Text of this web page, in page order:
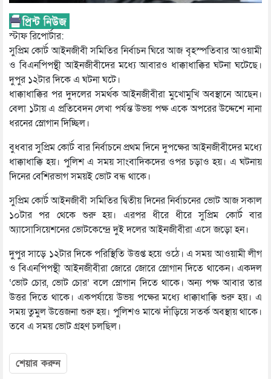
স্টাফ রিপোর্টার:
সুপ্রিম কোর্ট আইনজীবী সমিতির নির্বাচন ঘিরে আজ বৃহস্পতিবার আওয়ামী
ও বিএনপিপন্থী আইনজীবীদের মধ্যে আবারও ধাক্কাধাক্কির ঘটনা ঘটেছে।
দুপুর ১২টার দিকে এ ঘটনা ঘটে।
ধাক্কাধাক্কির পর দুদলের সমর্থক আইনজীবীরা মুখোমুখি অবস্থানে আছেন।
বেলা ১টায় এ প্রতিবেদন লেখা পর্যন্ত উভয় পক্ষ একে অপরের উদ্দেশে নানা
ধরনের স্লোগান দিচ্ছিল।
বুধবার সুপ্রিম কোর্ট বার নির্বাচনে প্রথম দিনে দুপক্ষের আইনজীবীদের মধ্যে
ধাক্কাধাক্কি হয়। পুলিশ এ সময় সাংবাদিকদের ওপর চড়াও হয়। এ ঘটনায়
দিনের বেশিরভাগ সময়ই ভোট বন্ধ থাকে।
সুপ্রিম কোর্ট আইনজীবী সমিতির দ্বিতীয় দিনের নির্বাচনের ভোট আজ সকাল
১০টার পর থেকে শুরু হয়। এরপর ধীরে ধীরে সুপ্রিম কোর্ট বার
অ্যাসোসিয়েশনের ভোটকেন্দ্রে দুই দলের আইনজীবীরা এসে জড়ো হন।
দুপুর সাড়ে ১২টার দিকে পরিস্থিতি উত্তপ্ত হয়ে ওঠে। এ সময় আওয়ামী লীগ
ও বিএনপিপন্থী আইনজীবীরা জোরে জোরে স্লোগান দিতে থাকেন। একদল
‘ভোট চোর, ভোট চোর’ বলে স্লোগান দিতে থাকে। অন্য পক্ষ আবার তার
উত্তর দিতে থাকে। একপর্যায়ে উভয় পক্ষের মধ্যে ধাক্কাধাক্কি শুরু হয়। এ
সময় তুমুল উত্তেজনা শুরু হয়। পুলিশও মাঝে দাঁড়িয়ে সতর্ক অবস্থায় থাকে।
তবে এ সময় ভোট গ্রহণ চলছিল।
শেয়ার করুন